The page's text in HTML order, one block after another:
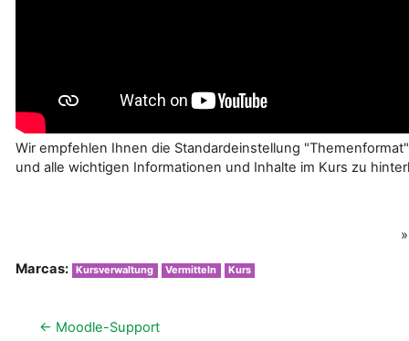
Wir empfehlen Ihnen die Standardeinstellung
und alle wichtigen Informationen und Inhalte im Kurs zu
Marcas: Kursverwaltung Vermitteln Kurs
← Moodle-Support